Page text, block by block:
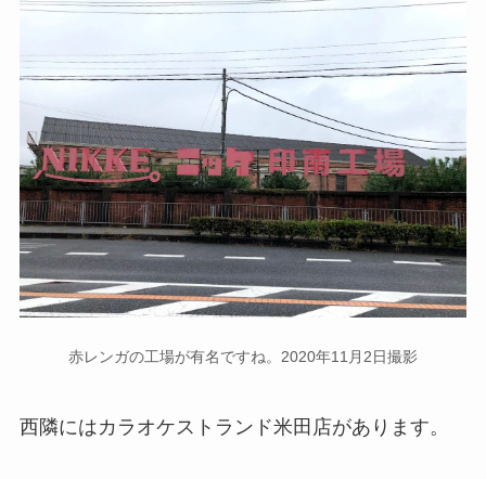
赤レンガの工場が有名ですね。2020年11月2日撮影
西隣にはカラオケストランド米田店があります。